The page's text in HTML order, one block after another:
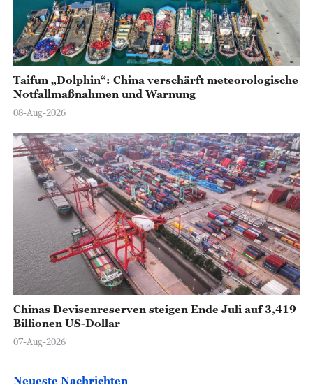
Taifun „Dolphin“: China verschärft meteorologische
Notfallmaßnahmen und Warnung
08-Aug-2026
Chinas Devisenreserven steigen Ende Juli auf 3,419
Billionen US-Dollar
07-Aug-2026
Neueste Nachrichten